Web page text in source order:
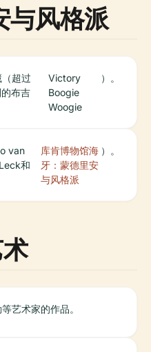
与风格派
超过
布吉
Victory
Boogie
Woogie
）。
van
和
库肯博物馆海
牙：蒙德里安
与风格派
）。
艺术家的作品。